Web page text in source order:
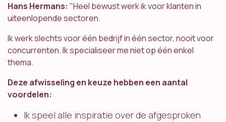
Hans Hermans: "Heel bewust werk ik voor klanten in
uiteenlopende sectoren.
Ik werk slechts voor één bedrijf in één sector, nooit voor
concurrenten. Ik specialiseer me niet op één enkel
thema.
Deze afwisseling en keuze hebben een aantal
voordelen:
Ik speel alle inspiratie over de afgesproken